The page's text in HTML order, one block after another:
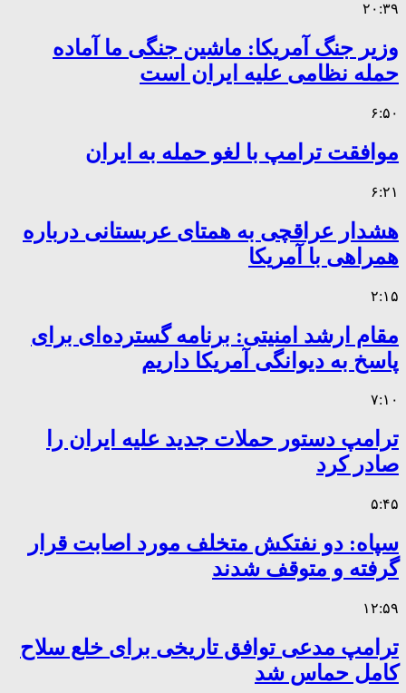
۲۰:۳۹
وزیر جنگ آمریکا: ماشین جنگی ما آماده
حمله نظامی علیه ایران است
۶:۵۰
موافقت ترامپ با لغو حمله به ایران
۶:۲۱
هشدار عراقچی به همتای عربستانی درباره
همراهی با آمریکا
۲:۱۵
مقام ارشد امنیتی: برنامه گسترده‌ای برای
پاسخ به دیوانگی آمریکا داریم
۷:۱۰
ترامپ دستور حملات جدید علیه ایران را
صادر کرد
۵:۴۵
سپاه: دو نفتکش متخلف مورد اصابت قرار
گرفته و متوقف شدند
۱۲:۵۹
ترامپ مدعی توافق تاریخی برای خلع سلاح
کامل حماس شد